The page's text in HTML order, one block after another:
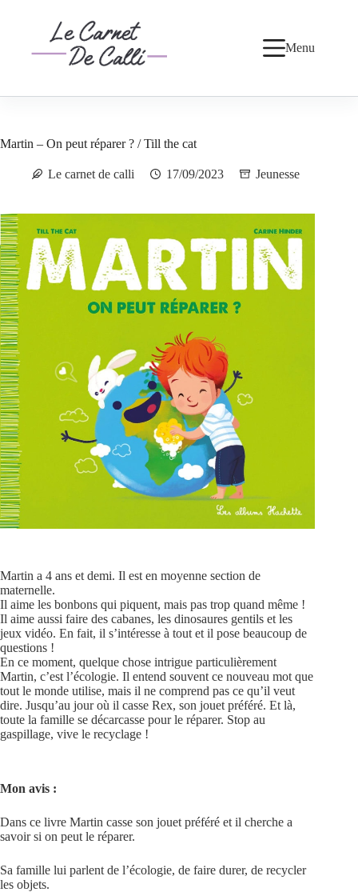
Menu
Martin – On peut réparer ? / Till the cat
Le carnet de calli 17/09/2023 Jeunesse
Martin a 4 ans et demi. Il est en moyenne section de
maternelle.
Il aime les bonbons qui piquent, mais pas trop quand même !
Il aime aussi faire des cabanes, les dinosaures gentils et les
jeux vidéo. En fait, il s’intéresse à tout et il pose beaucoup de
questions !
En ce moment, quelque chose intrigue particulièrement
Martin, c’est l’écologie. Il entend souvent ce nouveau mot que
tout le monde utilise, mais il ne comprend pas ce qu’il veut
dire. Jusqu’au jour où il casse Rex, son jouet préféré. Et là,
toute la famille se décarcasse pour le réparer. Stop au
gaspillage, vive le recyclage !
Mon avis :
Dans ce livre Martin casse son jouet préféré et il cherche a
savoir si on peut le réparer.
Sa famille lui parlent de l’écologie, de faire durer, de recycler
les objets.